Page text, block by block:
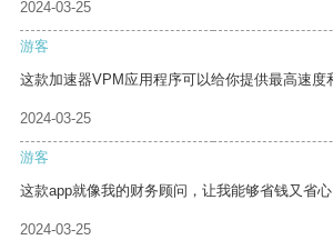
2024-03-25
游客
这款加速器VPM应用程序可以给你提供最高速度
2024-03-25
游客
这款app就像我的财务顾问，让我能够省钱又省心
2024-03-25